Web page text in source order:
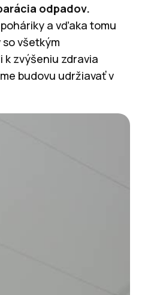
odpadov.
a vďaka tomu
všetkým
k zvýšeniu zdravia
budovu udržiavať v